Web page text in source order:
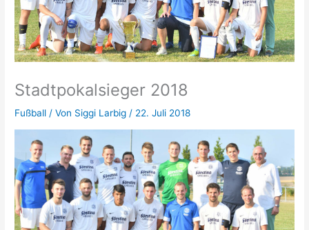
Stadtpokalsieger 2018
Fußball / Von Siggi Larbig/ 22. Juli 2018